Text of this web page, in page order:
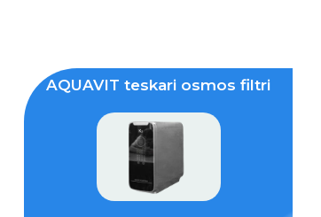
AQUAVIT teskari osmos filtri